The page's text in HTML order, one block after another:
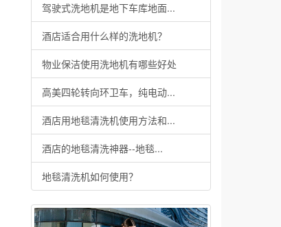
驾驶式洗地机是地下车库地面...
酒店适合用什么样的洗地机？
物业保洁使用洗地机有哪些好处
高美四轮转向环卫车，纯电动...
酒店用地毯清洗机使用方法和...
酒店的地毯清洗神器--地毯...
地毯清洗机如何使用？